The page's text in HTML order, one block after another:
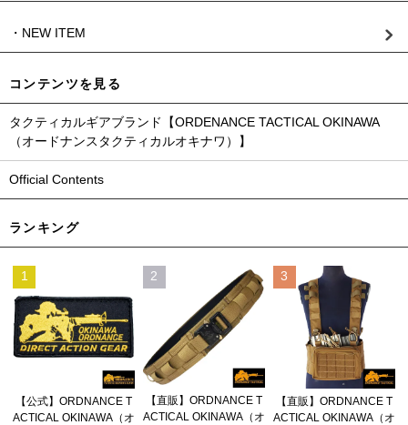
・NEW ITEM
コンテンツを見る
タクティカルギアブランド【ORDENANCE TACTICAL OKINAWA
（オードナンスタクティカルオキナワ）】
Official Contents
ランキング
1
【公式】ORDNANCE T
ACTICAL OKINAWA（オ
2
【直販】ORDNANCE T
ACTICAL OKINAWA（オ
3
【直販】ORDNANCE T
ACTICAL OKINAWA（オ